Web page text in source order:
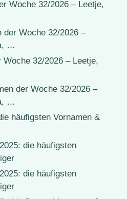
Woche 32/2026 – Leetje,
der Woche 32/2026 –
…
Woche 32/2026 – Leetje,
der Woche 32/2026 –
…
häufigsten Vornamen &
die häufigsten
die häufigsten